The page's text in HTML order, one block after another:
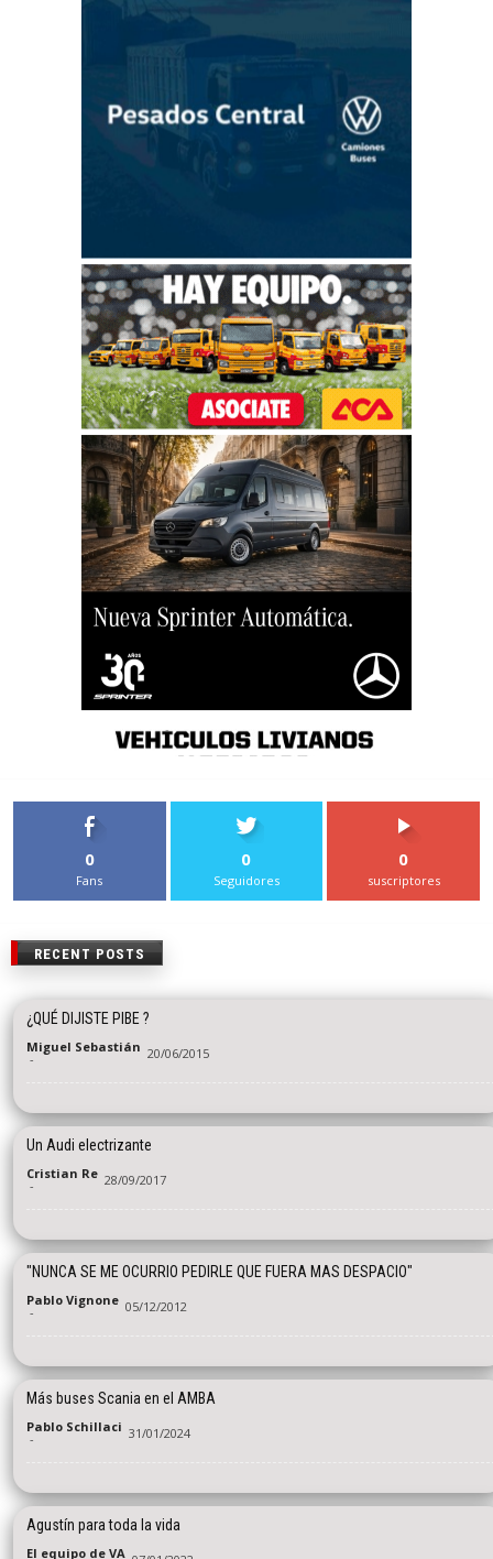
0
Fans
0
Seguidores
0
suscriptores
RECENT POSTS
¿QUÉ DIJISTE PIBE ?
Miguel Sebastián
- 20/06/2015
Un Audi electrizante
Cristian Re
- 28/09/2017
"NUNCA SE ME OCURRIO PEDIRLE QUE FUERA MAS DESPACIO"
Pablo Vignone
- 05/12/2012
Más buses Scania en el AMBA
Pablo Schillaci
- 31/01/2024
Agustín para toda la vida
El equipo de VA